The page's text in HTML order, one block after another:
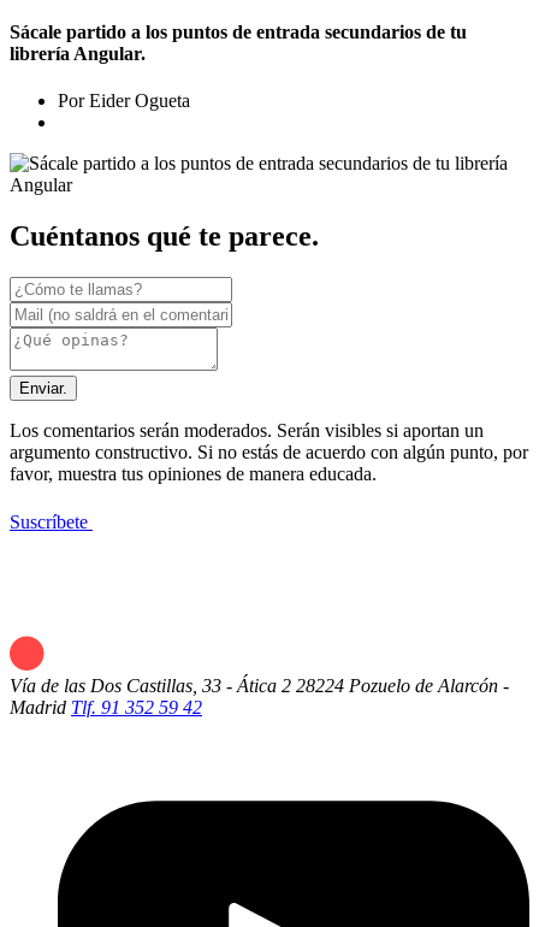
Sácale partido a los puntos de entrada secundarios de tu
librería Angular.
Por Eider Ogueta
Cuéntanos qué te parece.
Enviar.
Los comentarios serán moderados. Serán visibles si aportan un
argumento constructivo. Si no estás de acuerdo con algún punto, por
favor, muestra tus opiniones de manera educada.
Suscríbete
Vía de las Dos Castillas, 33 - Ática 2 28224 Pozuelo de Alarcón -
Madrid Tlf. 91 352 59 42